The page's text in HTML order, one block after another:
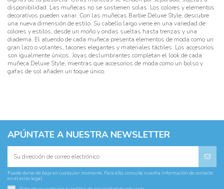
disponibilidad. Las muñecas no se sostienen solas. Los colores y elementos
decorativos pueden variar. Con las muñecas Barbie Deluxe Style, descubre
una nueva dimensión de estilo. Su cabello largo viene en una variedad de
colores y estilos, desde un moño y ondas sueltas hasta trenzas y una
diadema. El atuendo de cada muñeca presenta elementos de moda como un
gran lazo o volantes, tacones elegantes y materiales táctiles. Los accesorios
son igualmente únicos. Joyas deslumbrantes completan el look de cada
muñeca Deluxe Style, mientras que accesorios de moda como un bolso y
gafas de sol añaden un toque único.
APÚNTATE A NUESTRA NEWSLETTER
Puede darse de baja en cualquier momento. Para ello, consulte nuestra información de contacto
en el aviso legal.